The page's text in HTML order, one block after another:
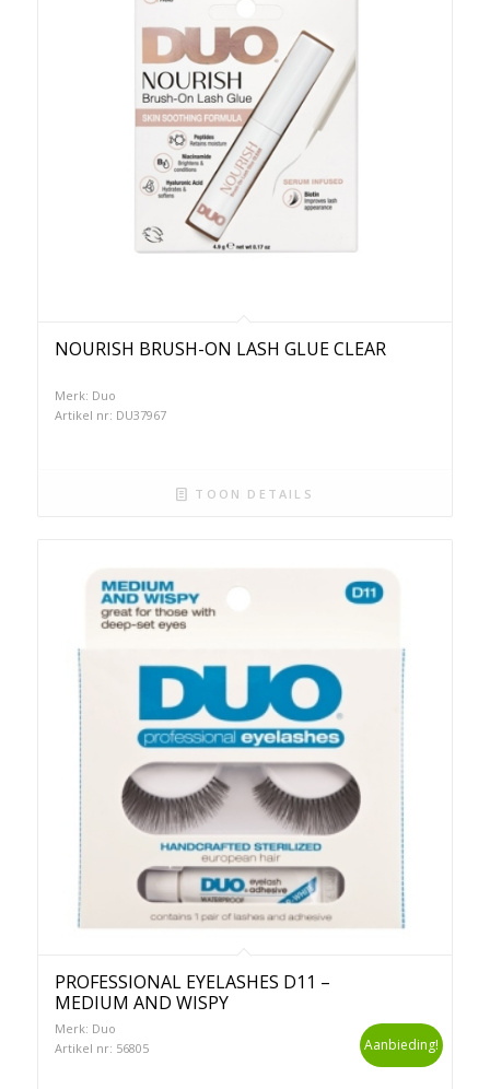
NOURISH BRUSH-ON LASH GLUE CLEAR
Merk: Duo
Artikel nr: DU37967
TOON DETAILS
PROFESSIONAL EYELASHES D11 –
MEDIUM AND WISPY
Merk: Duo
Artikel nr: 56805
Aanbieding!